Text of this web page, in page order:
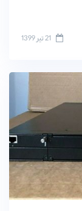
21 تیر 1399